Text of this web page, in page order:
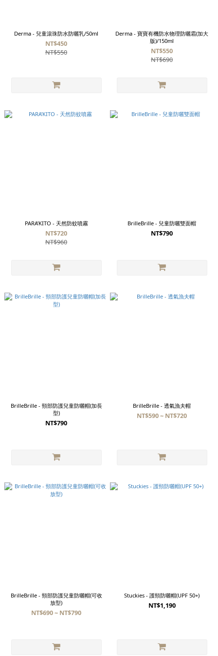
Derma - 兒童滾珠防水防曬乳/50ml
NT$450
NT$550
Derma - 寶寶有機防水物理防曬霜(加大
版)/150ml
NT$550
NT$690
PARA’KITO - 天然防蚊噴霧
NT$720
NT$960
BrilleBrille - 兒童防曬雙面帽
NT$790
BrilleBrille - 頸部防護兒童防曬帽(加長
型)
NT$790
BrilleBrille - 透氣漁夫帽
NT$590 ~ NT$720
BrilleBrille - 頸部防護兒童防曬帽(可收
放型)
NT$690 ~ NT$790
Stuckies - 護頸防曬帽(UPF 50+)
NT$1,190